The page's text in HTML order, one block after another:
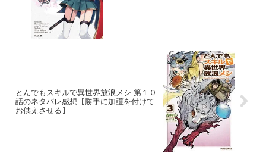
とんでもスキルで異世界放浪メシ 第１０
話のネタバレ感想【勝手に加護を付けて
お供えさせる】